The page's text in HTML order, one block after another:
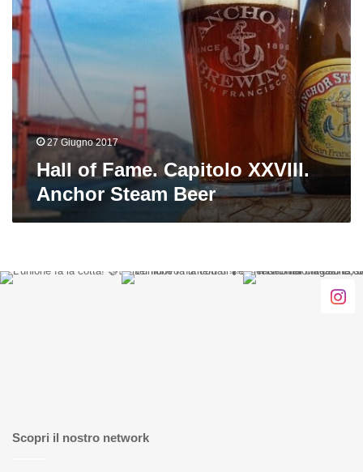
27 Giugno 2017
Hall of Fame. Capitolo XXVIII.
Anchor Steam Beer
Scopri il nostro network